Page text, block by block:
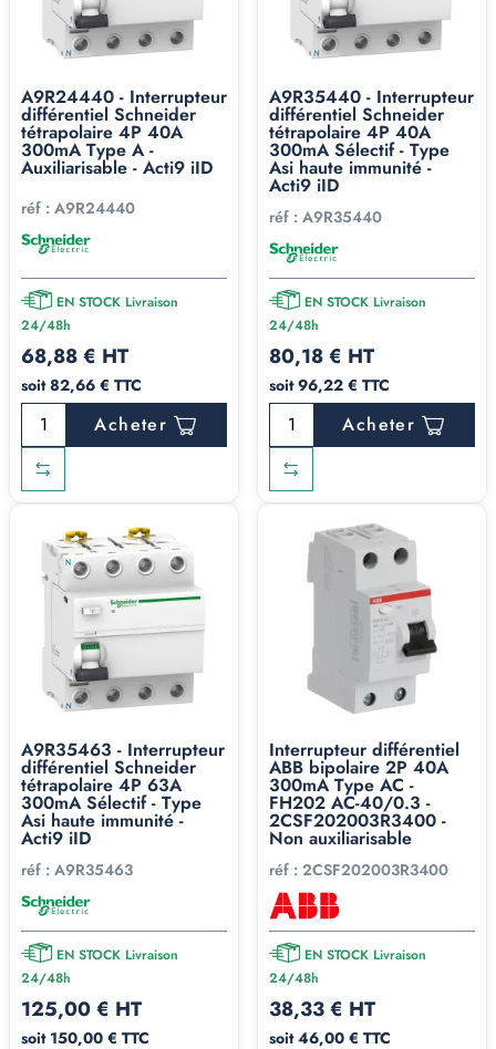
A9R24440 - Interrupteur
différentiel Schneider
tétrapolaire 4P 40A
300mA Type A -
Auxiliarisable - Acti9 iID
réf : A9R24440
EN STOCK Livraison
24/48h
68,88 € HT
soit 82,66 € TTC
Acheter
A9R35440 - Interrupteur
différentiel Schneider
tétrapolaire 4P 40A
300mA Sélectif - Type
Asi haute immunité -
Acti9 iID
réf : A9R35440
EN STOCK Livraison
24/48h
80,18 € HT
soit 96,22 € TTC
Acheter
A9R35463 - Interrupteur
différentiel Schneider
tétrapolaire 4P 63A
300mA Sélectif - Type
Asi haute immunité -
Acti9 iID
réf : A9R35463
EN STOCK Livraison
24/48h
125,00 € HT
soit 150,00 € TTC
Interrupteur différentiel
ABB bipolaire 2P 40A
300mA Type AC -
FH202 AC-40/0.3 -
2CSF202003R3400 -
Non auxiliarisable
réf : 2CSF202003R3400
EN STOCK Livraison
24/48h
38,33 € HT
soit 46,00 € TTC